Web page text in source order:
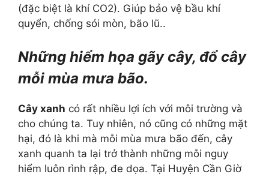
(đặc biệt là khí CO2). Giúp bảo vệ bầu khí
quyển, chống sói mòn, bão lũ..
Những hiểm họa gãy cây, đổ cây
mỗi mùa mưa bão.
Cây xanh có rất nhiều lợi ích với môi trường và
cho chúng ta. Tuy nhiên, nó cũng có những mặt
hại, đó là khi mà mỗi mùa mưa bão đến, cây
xanh quanh ta lại trở thành những mỗi nguy
hiểm luôn rình rập, đe dọa. Tại Huyện Cần Giờ